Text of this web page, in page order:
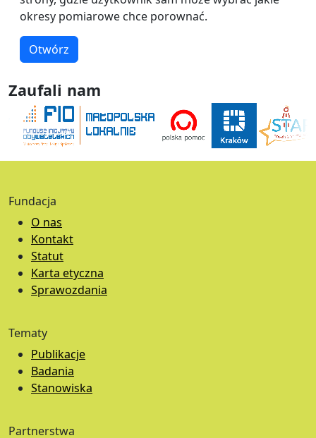
okresy pomiarowe chce porownać.
Otwórz
Zaufali nam
Fundacja
O nas
Kontakt
Statut
Karta etyczna
Sprawozdania
Tematy
Publikacje
Badania
Stanowiska
Partnerstwa